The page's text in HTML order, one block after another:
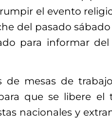
el evento
del pasado
para informar
de mesas de
que se libere el
nacionales y